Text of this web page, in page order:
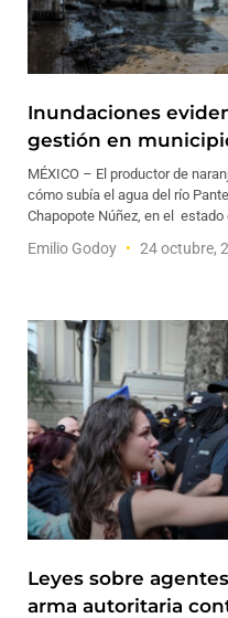
Inundaciones
gestión en
MÉXICO – El productor de
cómo subía el agua del río
Chapopote Núñez, en el
Emilio Godoy 24 octubre,
Leyes sobre
arma autoritaria